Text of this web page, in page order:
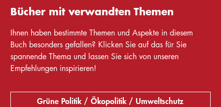
Bücher mit verwandten Themen
Ihnen haben bestimmte Themen und Aspekte in diesem
Buch besonders gefallen? Klicken Sie auf das für Sie
spannende Thema und lassen Sie sich von unseren
Empfehlungen inspirieren!
Grüne Politik / Ökopolitik / Umweltschutz